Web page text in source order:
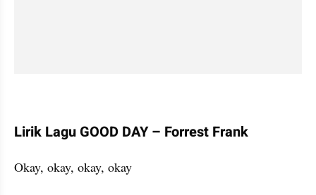
Lirik Lagu GOOD DAY – Forrest Frank
Okay, okay, okay, okay